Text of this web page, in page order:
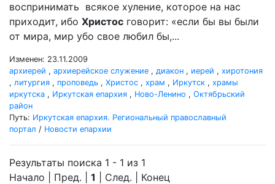
воспринимать всякое хуление, которое на нас
приходит, ибо Христос говорит: «если бы вы были
от мира, мир убо свое любил бы,...
Изменен: 23.11.2009
архиерей , архиерейское служение , диакон , иерей , хиротония
, литургия , проповедь , Христос , храм , Иркутск , храмы
иркутска , Иркутская епархия , Ново-Ленино , Октябрьский
район
Путь: Иркутская епархия. Региональный православный
портал / Новости епархии
Результаты поиска 1 - 1 из 1
Начало | Пред. | 1 | След. | Конец